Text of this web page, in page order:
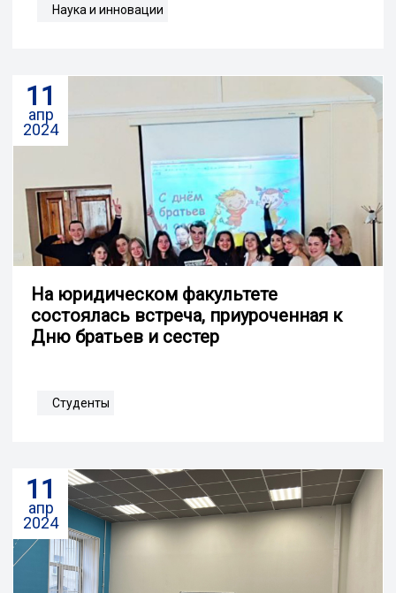
Наука и инновации
11
апр
2024
На юридическом факультете
состоялась встреча, приуроченная к
Дню братьев и сестер
Студенты
11
апр
2024